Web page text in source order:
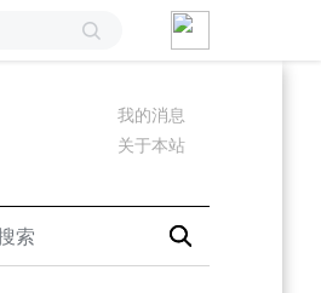
我的消息
关于本站